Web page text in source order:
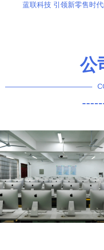
蓝联科技 引领新零售时
公